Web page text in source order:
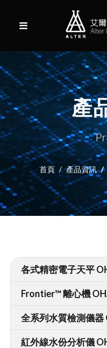
產
首頁 產品資訊
各式精密電子天平
Frontier™ 離心機
全系列水質檢測儀器
紅外線水份分析儀